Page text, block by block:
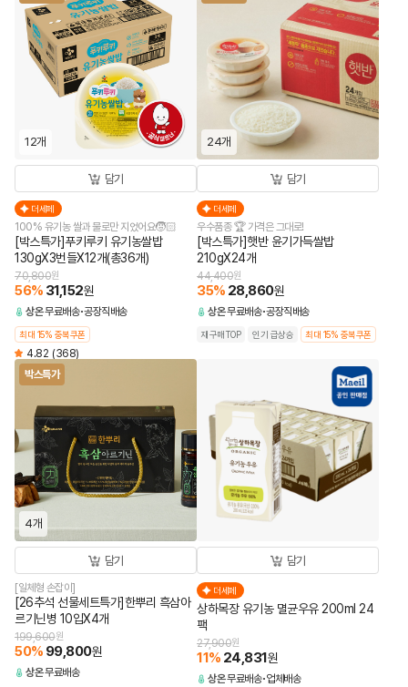
12개
담기
더세페
100% 유기농 쌀과 물로만 지었어요🧒🏻
[박스특가]푸키루키 유기농쌀밥
130gX3번들X12개(총36개)
70,800원
56% 31,152원
상온무료배송 공장직배송
최대 15% 중복쿠폰
4.82 (368)
24개
담기
더세페
우수품종 🏆 가격은 그대로!
[박스특가]햇반 윤기가득쌀밥
210gX24개
44,400원
35% 28,860원
상온무료배송 공장직배송
재구매TOP 인기 급상승 최대 15% 중복쿠폰
박스특가
4개
담기
[일체형 손잡이]
[26추석 선물세트특가]한뿌리 흑삼아
르기닌병 10입X4개
199,600원
50% 99,800원
상온무료배송
담기
더세페
상하목장 유기농 멸균우유 200ml 24
팩
27,900원
11% 24,831원
상온무료배송 업체배송